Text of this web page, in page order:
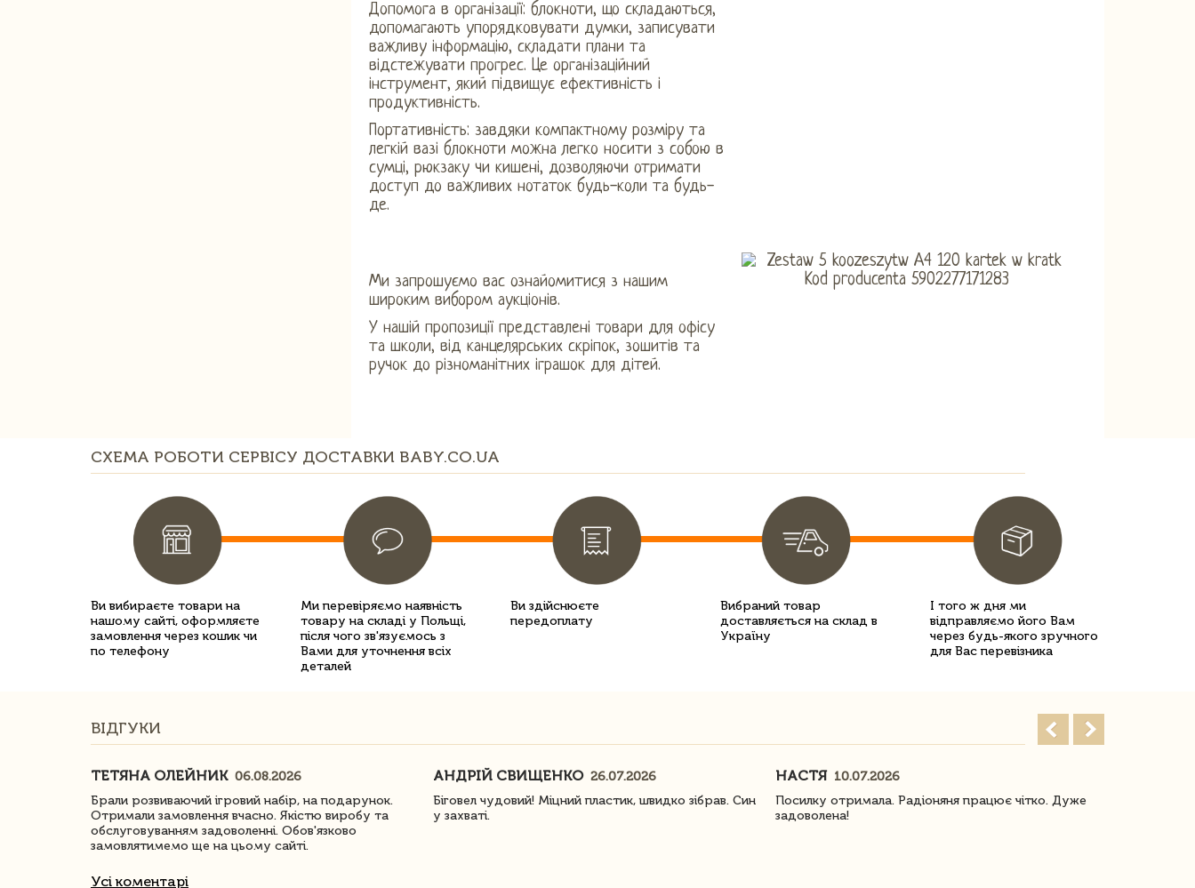
Допомога в організації: блокноти, що складаються,
допомагають упорядковувати думки, записувати
важливу інформацію, складати плани та
відстежувати прогрес. Це організаційний
інструмент, який підвищує ефективність і
продуктивність.
Портативність: завдяки компактному розміру та
легкій вазі блокноти можна легко носити з собою в
сумці, рюкзаку чи кишені, дозволяючи отримати
доступ до важливих нотаток будь-коли та будь-
де.
Ми запрошуємо вас ознайомитися з нашим
широким вибором аукціонів.
У нашій пропозиції представлені товари для офісу
та школи, від канцелярських скріпок, зошитів та
ручок до різноманітних іграшок для дітей.
СХЕМА РОБОТИ СЕРВІСУ ДОСТАВКИ BABY.CO.UA
Ви вибираєте товари на
нашому сайті, оформляєте
замовлення через кошик чи
по телефону
Ми перевіряємо наявність
товару на складі у Польщі,
після чого зв'язуємось з
Вами для уточнення всіх
деталей
Ви здійснюєте
передоплату
Вибраний товар
доставляється на склад в
Україну
І того ж дня ми
відправляємо його Вам
через будь-якого зручного
для Вас перевізника
ВІДГУКИ
ТЕТЯНА ОЛЕЙНИК 06.08.2026
Брали розвиваючий ігровий набір, на подарунок.
Отримали замовлення вчасно. Якістю виробу та
обслуговуванням задоволенні. Обов'язково
замовлятимемо ще на цьому сайті.
АНДРІЙ СВИЩЕНКО 26.07.2026
Біговел чудовий! Міцний пластик, швидко зібрав. Син
у захваті.
НАСТЯ 10.07.2026
Посилку отримала. Радіоняня працює чітко. Дуже
задоволена!
Усі коментарі